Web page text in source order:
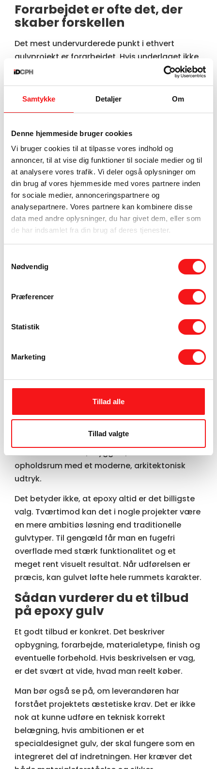
Samtykke Detaljer Om
Denne hjemmeside bruger cookies
Vi bruger cookies til at tilpasse vores indhold og
annoncer, til at vise dig funktioner til sociale medier og til
at analysere vores trafik. Vi deler også oplysninger om
din brug af vores hjemmeside med vores partnere inden
for sociale medier, annonceringspartnere og
analysepartnere. Vores partnere kan kombinere disse
data med andre oplysninger, du har givet dem, eller som
de har indsamlet fra din brug af deres tjenester.
Nødvendig
Præferencer
Statistik
Marketing
Tillad alle
Tillad valgte
Forarbejdet er ofte det, der
skaber forskellen
Det mest undervurderede punkt i ethvert
gulvprojekt er forarbejdet. Hvis underlaget ikke
er korrekt forberedt, hjælper selv den bedste
epoxy ikke. Derfor vil en seriøs vurdering altid
tage højde for underlagets tilstand,
størrelse kan få meget forskellige priser. Et
nyopført betondæk i god stand er én ting. Et
ældre gulv med limrester, revner og
ujævnheder er noget helt andet. Her bliver
slibning, fræsning, spartling og primer en
nødvendig del af løsningen – ikke en ekstra
luksus.
epoxy gulv skal ikke bare lægges hurtigt. Det
med det visuelle resultat. For kunder, der ønsker
et markant og gennemført udtryk, er det en
betale sig?
ønsker et gulv med lang levetid og lavt
vedligehold. I butikker, kontorer, klinikker og
værksteder giver detofte god mening, fordi
holde pæn. I private hjem kan det især være
attraktivt i køkken, bryggers, kælder eller større
opholdsrum med et moderne, arkitektonisk
udtryk.
Det betyder ikke, at epoxy altid er det billigste
valg. Tværtimod kan det i nogle projekter være
en mere ambitiøs løsning end traditionelle
gulvtyper. Til gengæld får man en fugefri
overflade med stærk funktionalitet og et
meget rent visuelt resultat. Når udførelsen er
præcis, kan gulvet løfte hele rummets karakter.
Sådan vurderer du et tilbud
på epoxy gulv
Et godt tilbud er konkret. Det beskriver
opbygning, forarbejde, materialetype, finish og
eventuelle forbehold. Hvis beskrivelsen er vag,
er det svært at vide, hvad man reelt køber.
Man bør også se på, om leverandøren har
forstået projektets æstetiske krav. Det er ikke
nok at kunne udføre en teknisk korrekt
belægning, hvis ambitionen er et
specialdesignet gulv, der skal fungere som en
integreret del af indretningen. Her kræver det